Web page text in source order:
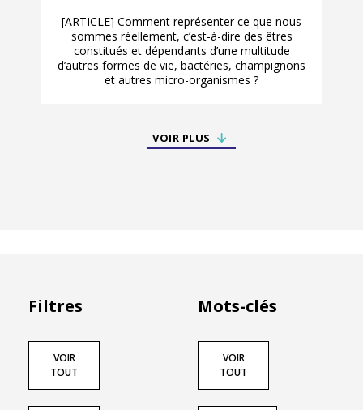
[ARTICLE] Comment représenter ce que nous
sommes réellement, c’est-à-dire des êtres
constitués et dépendants d’une multitude
d’autres formes de vie, bactéries, champignons
et autres micro-organismes ?
VOIR PLUS
Filtres
VOIR
TOUT
Mots-clés
VOIR
TOUT